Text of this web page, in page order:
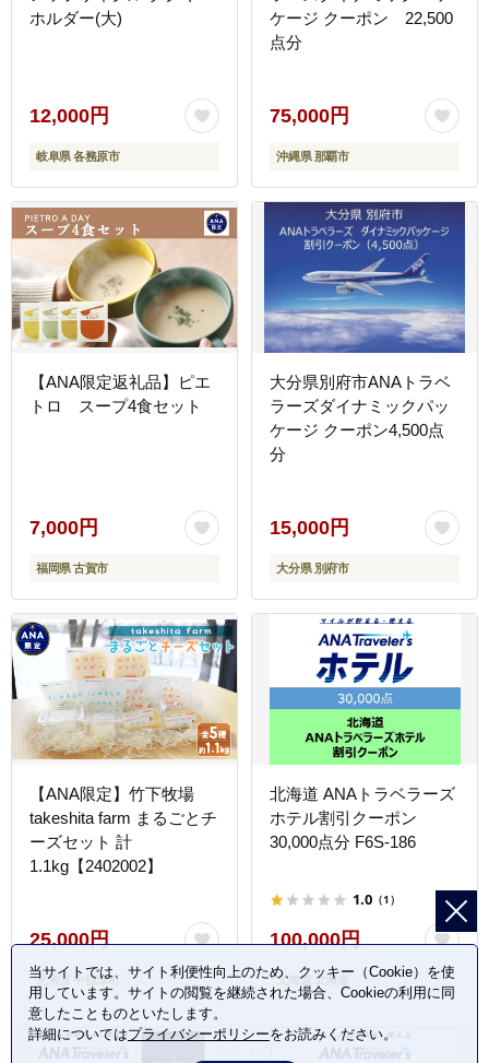
ホルダー(大)
12,000円
岐阜県 各務原市
ケージ クーポン 22,500
点分
75,000円
沖縄県 那覇市
【ANA限定返礼品】ピエ
トロ スープ4食セット
7,000円
福岡県 古賀市
大分県別府市ANAトラベ
ラーズダイナミックパッ
ケージ クーポン4,500点
分
15,000円
大分県 別府市
【ANA限定】竹下牧場
takeshita farm まるごとチ
ーズセット 計
1.1kg【2402002】
25,000円
北海道 中標津町
北海道 ANAトラベラーズ
ホテル割引クーポン
30,000点分 F6S-186
1.0 （1）
100,000円
北海道 北海道
当サイトでは、サイト利便性向上のため、クッキー（Cookie）を使
用しています。サイトの閲覧を継続された場合、Cookieの利用に同
意したことものといたします。
詳細についてはプライバシーポリシーをお読みください。